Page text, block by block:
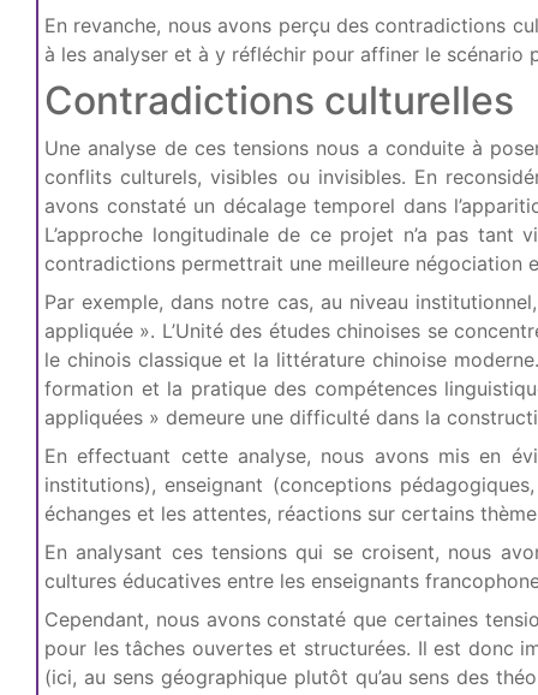
En revanche, nous avons perçu des contradictions
à les analyser et à y réfléchir pour affiner le scénario
Contradictions culturelles
Une analyse de ces tensions nous a conduite à
conflits culturels, visibles ou invisibles. En
avons constaté un décalage temporel dans
L’approche longitudinale de ce projet n’a pas tant
contradictions permettrait une meilleure négociation
Par exemple, dans notre cas, au niveau
appliquée ». L’Unité des études chinoises se
le chinois classique et la littérature chinoise
formation et la pratique des compétences
appliquées » demeure une difficulté dans la
En effectuant cette analyse, nous avons mis en
institutions), enseignant (conceptions
échanges et les attentes, réactions sur certains
En analysant ces tensions qui se croisent, nous
cultures éducatives entre les enseignants
Cependant, nous avons constaté que certaines
pour les tâches ouvertes et structurées. Il est donc
(ici, au sens géographique plutôt qu’au sens des